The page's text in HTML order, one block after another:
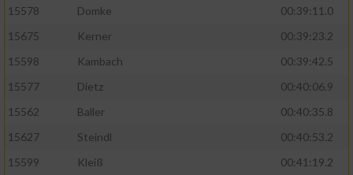
15578
Domke
00:39:11.0
15675
Kerner
00:39:23.2
15598
Kambach
00:39:42.5
15577
Dietz
00:40:06.9
15562
Baller
00:40:35.8
15627
Steindl
00:40:53.2
15599
Kleiß
00:41:19.2